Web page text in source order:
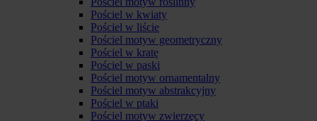
Pościel w kwiaty
Pościel w liście
Pościel motyw geometryczny
Pościel w kratę
Pościel w paski
Pościel motyw ornamentalny
Pościel motyw abstrakcyjny
Pościel w ptaki
Pościel motyw zwierzęcy